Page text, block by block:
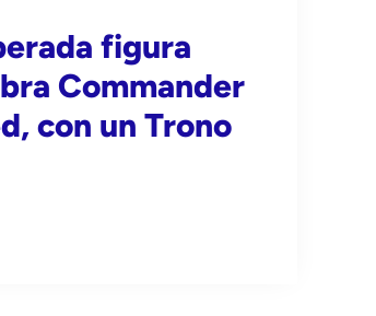
figura
Commander
con un Trono